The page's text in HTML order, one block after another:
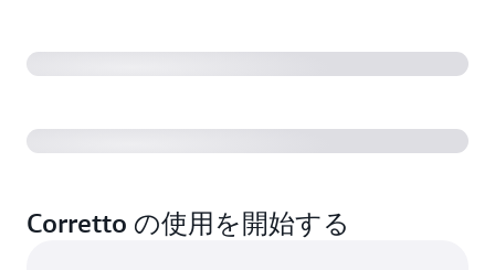
Corretto の使用を開始する